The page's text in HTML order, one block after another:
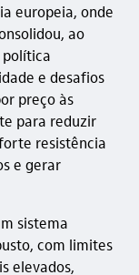
europeia, onde
ao
política
e desafios
preço às
para reduzir
resistência
e gerar
sistema
com limites
elevados,